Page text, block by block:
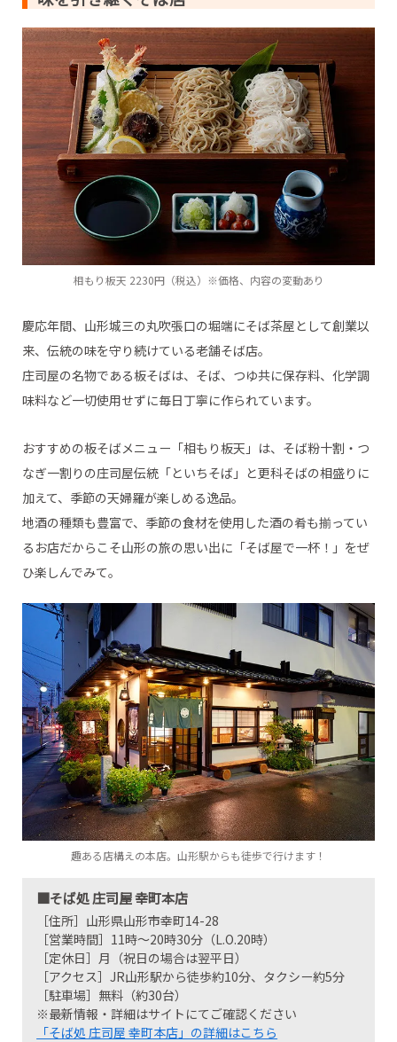
相もり板天 2230円（税込）※価格、内容の変動あり
慶応年間、山形城三の丸吹張口の堀端にそば茶屋として創業以
来、伝統の味を守り続けている老舗そば店。
庄司屋の名物である板そばは、そば、つゆ共に保存料、化学調
味料など一切使用せずに毎日丁寧に作られています。
おすすめの板そばメニュー「相もり板天」は、そば粉十割・つ
なぎ一割りの庄司屋伝統「といちそば」と更科そばの相盛りに
加えて、季節の天婦羅が楽しめる逸品。
地酒の種類も豊富で、季節の食材を使用した酒の肴も揃ってい
るお店だからこそ山形の旅の思い出に「そば屋で一杯！」をぜ
ひ楽しんでみて。
趣ある店構えの本店。山形駅からも徒歩で行けます！
■そば処 庄司屋 幸町本店
［住所］山形県山形市幸町14-28
［営業時間］11時～20時30分（L.O.20時）
［定休日］月（祝日の場合は翌平日）
［アクセス］JR山形駅から徒歩約10分、タクシー約5分
［駐車場］無料（約30台）
※最新情報・詳細はサイトにてご確認ください
「そば処 庄司屋 幸町本店」の詳細はこちら